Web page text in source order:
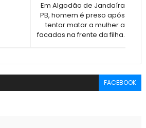
Em Algodão de Jandaíra
PB, homem é preso após
tentar matar a mulher a
facadas na frente da filha.
FACEBOOK